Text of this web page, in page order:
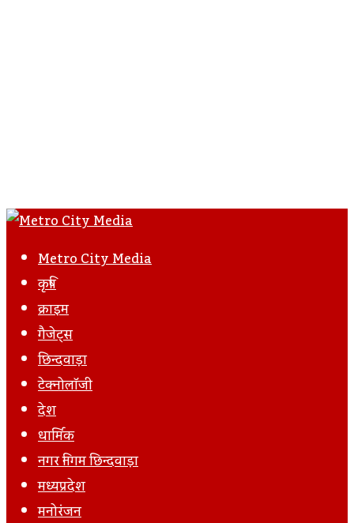
Metro City Media
कृषि
क्राइम
गैजेट्स
छिन्दवाड़ा
टेक्नोलॉजी
देश
धार्मिक
नगर निगम छिन्दवाड़ा
मध्यप्रदेश
मनोरंजन